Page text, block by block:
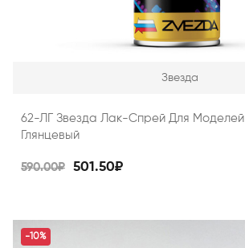
Звезда
62-ЛГ Звезда Лак-Спрей Для Моделей
Глянцевый
590.00₽ 501.50₽
-10%